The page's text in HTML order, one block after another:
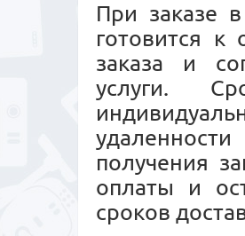
При заказе
готовится
заказа и
услуги.
получения
оплаты и
сроков